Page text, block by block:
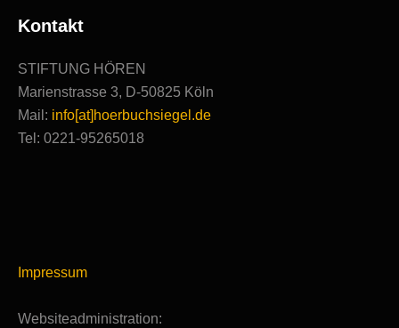
Kontakt
STIFTUNG HÖREN
Marienstrasse 3, D-50825 Köln
Mail: info[at]hoerbuchsiegel.de
Tel: 0221-95265018
Impressum
Websiteadministration: